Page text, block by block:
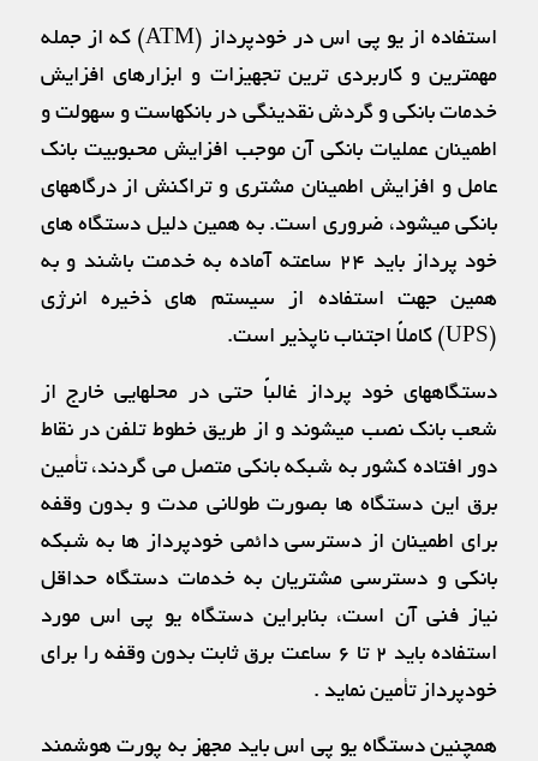
استفاده از يو پي اس در خودپرداز (ATM) که از جمله
مهمترين و كاربردي ترين تجهيزات و ابزارهاي افزايش
خدمات بانكي و گردش نقدينگي در بانكهاست و سهولت و
اطمينان عمليات بانكي آن موجب افزايش محبوبيت بانك
عامل و افزايش اطمينان مشتري و تراكنش از درگاههاي
بانكي ميشود، ضروری است. به همين دليل دستگاه هاي
خود پرداز بايد ۲۴ ساعته آماده به خدمت باشند و به
همين جهت استفاده از سيستم هاي ذخيره انرژي
(UPS) كاملاً اجتناب ناپذیر است.
دستگاههاي خود پرداز غالباً حتي در محلهايی خارج از
شعب بانك نصب ميشوند و از طريق خطوط تلفن در نقاط
دور افتاده كشور به شبكه بانكي متصل می گردند، تأمين
برق اين دستگاه ها بصورت طولاني مدت و بدون وقفه
براي اطمينان از دسترسي دائمي خودپرداز ها به شبكه
بانكي و دسترسي مشتريان به خدمات دستگاه حداقل
نياز فني آن است، بنابراين دستگاه يو پي اس مورد
استفاده بايد ۲ تا ۶ ساعت برق ثابت بدون وقفه را براي
خودپرداز تأمين نماید .
همچنين دستگاه يو پي اس بايد مجهز به پورت هوشمند